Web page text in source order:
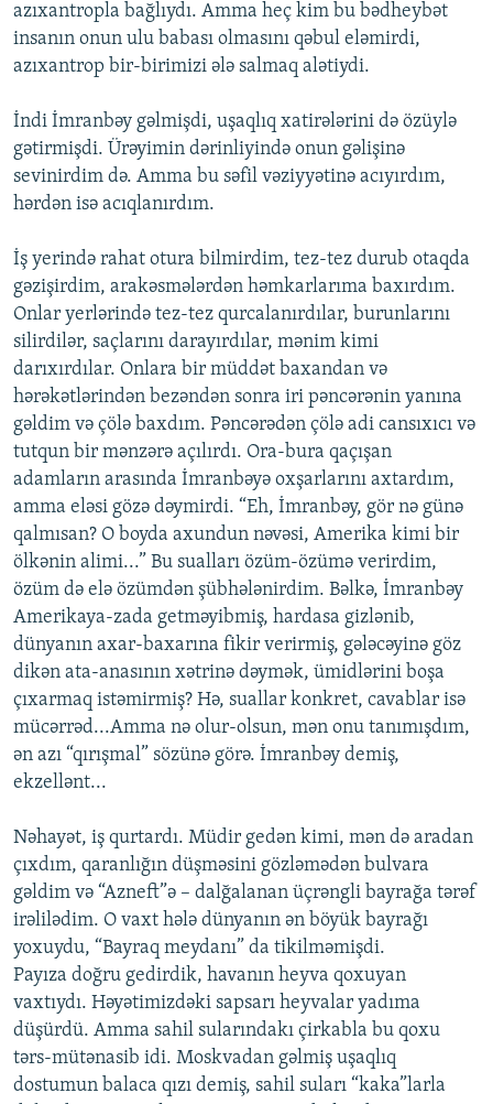
azıxantropla bağlıydı. Amma heç kim bu bədheybət
insanın onun ulu babası olmasını qəbul eləmirdi,
azıxantrop bir-birimizi ələ salmaq alətiydi.
İndi İmranbəy gəlmişdi, uşaqlıq xatirələrini də özüylə
gətirmişdi. Ürəyimin dərinliyində onun gəlişinə
sevinirdim də. Amma bu səfil vəziyyətinə acıyırdım,
hərdən isə acıqlanırdım.
İş yerində rahat otura bilmirdim, tez-tez durub otaqda
gəzişirdim, arakəsmələrdən həmkarlarıma baxırdım.
Onlar yerlərində tez-tez qurcalanırdılar, burunlarını
silirdilər, saçlarını darayırdılar, mənim kimi
darıxırdılar. Onlara bir müddət baxandan və
hərəkətlərindən bezəndən sonra iri pəncərənin yanına
gəldim və çölə baxdım. Pəncərədən çölə adi cansıxıcı və
tutqun bir mənzərə açılırdı. Ora-bura qaçışan
adamların arasında İmranbəyə oxşarlarını axtardım,
amma eləsi gözə dəymirdi. “Eh, İmranbəy, gör nə günə
qalmısan? O boyda axundun nəvəsi, Amerika kimi bir
ölkənin alimi...” Bu sualları özüm-özümə verirdim,
özüm də elə özümdən şübhələnirdim. Bəlkə, İmranbəy
Amerikaya-zada getməyibmiş, hardasa gizlənib,
dünyanın axar-baxarına fikir verirmiş, gələcəyinə göz
dikən ata-anasının xətrinə dəymək, ümidlərini boşa
çıxarmaq istəmirmiş? Hə, suallar konkret, cavablar isə
mücərrəd...Amma nə olur-olsun, mən onu tanımışdım,
ən azı “qırışmal” sözünə görə. İmranbəy demiş,
ekzellənt...
Nəhayət, iş qurtardı. Müdir gedən kimi, mən də aradan
çıxdım, qaranlığın düşməsini gözləmədən bulvara
gəldim və “Azneft”ə – dalğalanan üçrəngli bayrağa tərəf
irəlilədim. O vaxt hələ dünyanın ən böyük bayrağı
yoxuydu, “Bayraq meydanı” da tikilməmişdi.
Payıza doğru gedirdik, havanın heyva qoxuyan
vaxtıydı. Həyətimizdəki sapsarı heyvalar yadıma
düşürdü. Amma sahil sularındakı çirkabla bu qoxu
tərs-mütənasib idi. Moskvadan gəlmiş uşaqlıq
dostumun balaca qızı demiş, sahil suları “kaka”larla